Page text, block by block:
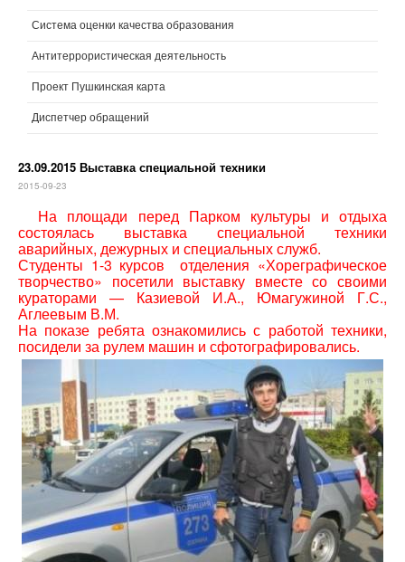
Система оценки качества образования
Антитеррористическая деятельность
Проект Пушкинская карта
Диспетчер обращений
23.09.2015 Выставка специальной техники
2015-09-23
На площади перед Парком культуры и отдыха
состоялась выставка специальной техники
аварийных, дежурных и специальных служб.
Студенты 1-3 курсов отделения «Хореграфическое
творчество» посетили выставку вместе со своими
кураторами — Казиевой И.А., Юмагужиной Г.С.,
Аглеевым В.М.
На показе ребята ознакомились с работой техники,
посидели за рулем машин и сфотографировались.